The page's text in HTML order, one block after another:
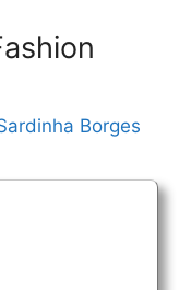
Borges